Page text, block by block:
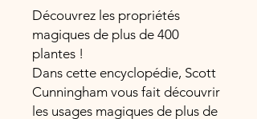
Découvrez les propriétés
magiques de plus de 400
plantes !
Dans cette encyclopédie, Scott
Cunningham vous fait découvrir
les usages magiques de plus de